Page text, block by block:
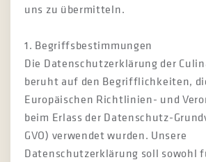
uns zu übermitteln.
1. Begriffsbestimmungen
Die Datenschutzerklärung der
beruht auf den Begrifflichkeiten,
Europäischen Richtlinien- und
beim Erlass der Datenschutz-
GVO) verwendet wurden. Unsere
Datenschutzerklärung soll sowohl